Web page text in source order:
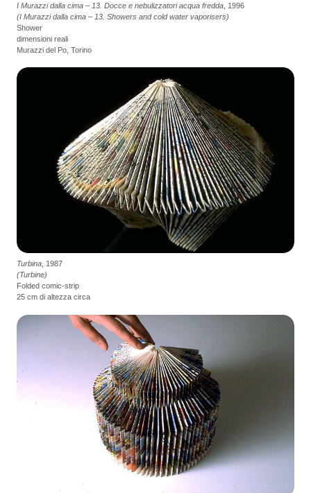
I Murazzi dalla cima – 13. Docce e nebulizzatori acqua fredda , 1996
(I Murazzi dalla cima – 13. Showers and cold water vaporisers)
Shower
dimensioni reali
Murazzi del Po, Torino
Turbina , 1987
(Turbine)
Folded comic-strip
25 cm di altezza circa